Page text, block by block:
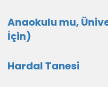
Anaokulu mu,
İçin)
Hardal Tanesi